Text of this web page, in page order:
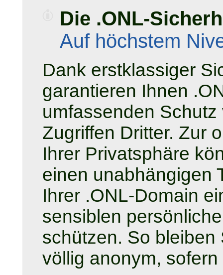
Die .ONL-
Auf höchstem
Dank erstklassiger
garantieren Ihnen
umfassenden
Zugriffen Dritter. Zur
Ihrer Privatsphäre
einen unabhängigen
Ihrer .ONL-Domain
sensiblen
schützen. So
völlig anonym,